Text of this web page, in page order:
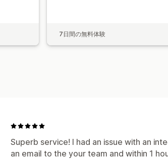
7日間の無料体験
Superb service! I had an issue with an
an email to the your team and within 1